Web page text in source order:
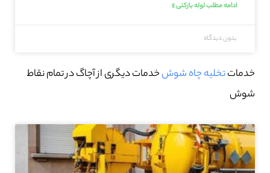
ادامه مطلب لوله بازکنی »
بدون دیدگاه
خدماتتخلیه چاه شوشخدمات دیگری از آچاگ در تمام نقاط
شوش